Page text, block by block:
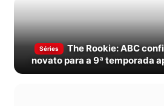
Séries
The Rookie: ABC
novato para a 9ª temporada
Penn